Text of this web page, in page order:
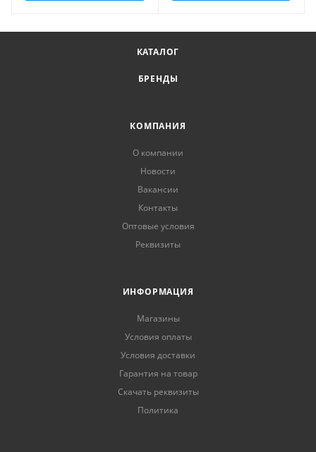
КАТАЛОГ
БРЕНДЫ
КОМПАНИЯ
О компании
Новости
Вакансии
Контакты
Оптовые условия
Реквизиты
ИНФОРМАЦИЯ
Магазины
Условия оплаты
Условия доставки
Гарантия на товар
Скачать реквизиты
Политика